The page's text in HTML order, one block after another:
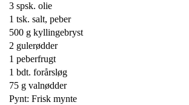
3 spsk. olie
1 tsk. salt, peber
500 g kyllingebryst
2 gulerødder
1 peberfrugt
1 bdt. forårsløg
75 g valnødder
Pynt: Frisk mynte